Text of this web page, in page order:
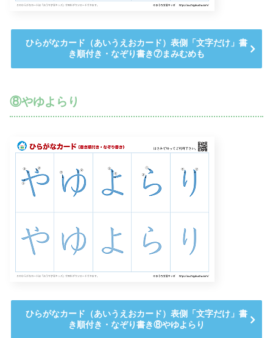
ひらがなカード（あいうえおカード）表側「文字だけ」書
き順付き・なぞり書き⑦まみむめも
⑧やゆよらり
ひらがなカード（あいうえおカード）表側「文字だけ」書
き順付き・なぞり書き⑧やゆよらり